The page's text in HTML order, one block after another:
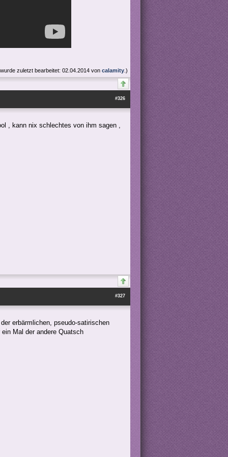
zuletzt bearbeitet: 02.04.2014 von calamity .)
#326
, kann nix schlechtes von ihm sagen ,
#327
erbärmlichen, pseudo-satirischen
Mal der andere Quatsch